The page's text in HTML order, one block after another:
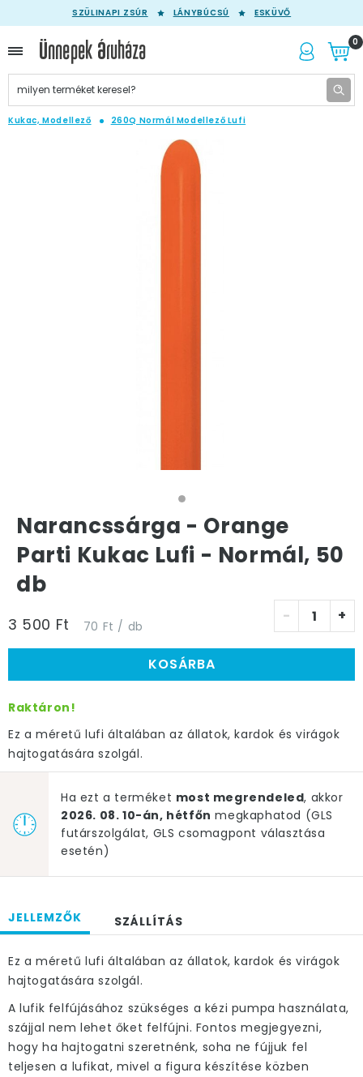
SZÜLINAPI ZSÚR LÁNYBÚCSÚ ESKÜVŐ
0
Kukac, Modellező 260Q Normál Modellező Lufi
Narancssárga - Orange
Parti Kukac Lufi - Normál, 50
db
3 500 Ft 70 Ft / db
- +
KOSÁRBA
Raktáron!
Ez a méretű lufi általában az állatok, kardok és virágok
hajtogatására szolgál.
Ha ezt a terméket most megrendeled, akkor
2026. 08. 10-án, hétfőn megkaphatod (GLS
futárszolgálat, GLS csomagpont választása
esetén)
JELLEMZŐK SZÁLLÍTÁS
Ez a méretű lufi általában az állatok, kardok és virágok
hajtogatására szolgál.
A lufik felfújásához szükséges a kézi pumpa használata,
szájjal nem lehet őket felfújni. Fontos megjegyezni,
hogy ha hajtogatni szeretnénk, soha ne fújjuk fel
teljesen a lufikat, mivel a figura készítése közben